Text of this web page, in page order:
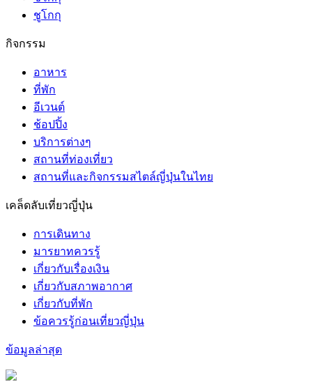
ชูโกกุ
กิจกรรม
อาหาร
ที่พัก
อีเวนต์
ช้อปปิ้ง
บริการต่างๆ
สถานที่ท่องเที่ยว
สถานที่และกิจกรรมสไตล์ญี่ปุ่นในไทย
เคล็ดลับเที่ยวญี่ปุ่น
การเดินทาง
มารยาทควรรู้
เกี่ยวกับเรื่องเงิน
เกี่ยวกับสภาพอากาศ
เกี่ยวกับที่พัก
ข้อควรรู้ก่อนเที่ยวญี่ปุ่น
ข้อมูลล่าสุด